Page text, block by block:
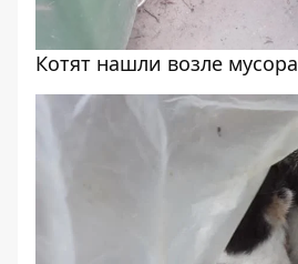
Котят нашли возле мусора